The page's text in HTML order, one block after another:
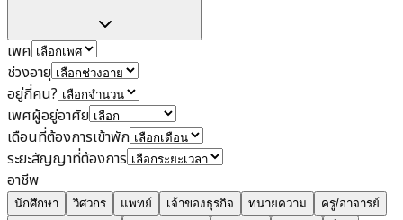
เพศ
ช่วงอายุ
อยู่กี่คน?
เพศผู้อยู่อาศัย
เดือนที่ต้องการเข้าพัก
ระยะสัญญาที่ต้องการ
อาชีพ
นักศึกษา วิศวกร แพทย์ เจ้าของธุรกิจ ทนายความ
ครู/อาจารย์